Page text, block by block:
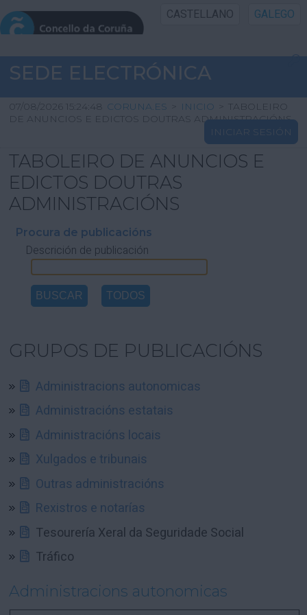
CASTELLANO GALEGO
INICIO SEDE
INICIO
INFORMACIÓN PÚBLICA
CARTAFOL CIDADÁN
UTILIDADES
AXUDA
SEDE ELECTRÓNICA
07/08/2026 15:24:48 CORUNA.ES > INICIO > TABOLEIRO
DE ANUNCIOS E EDICTOS DOUTRAS ADMINISTRACIÓNS
INICIAR SESIÓN
TABOLEIRO DE ANUNCIOS E
EDICTOS DOUTRAS
ADMINISTRACIÓNS
Procura de publicacións
Descrición de publicación
GRUPOS DE PUBLICACIÓNS
Administracions autonomicas
Administracións estatais
Administracións locais
Xulgados e tribunais
Outras administracións
Rexistros e notarías
Tesourería Xeral da Seguridade Social
Tráfico
Administracions autonomicas